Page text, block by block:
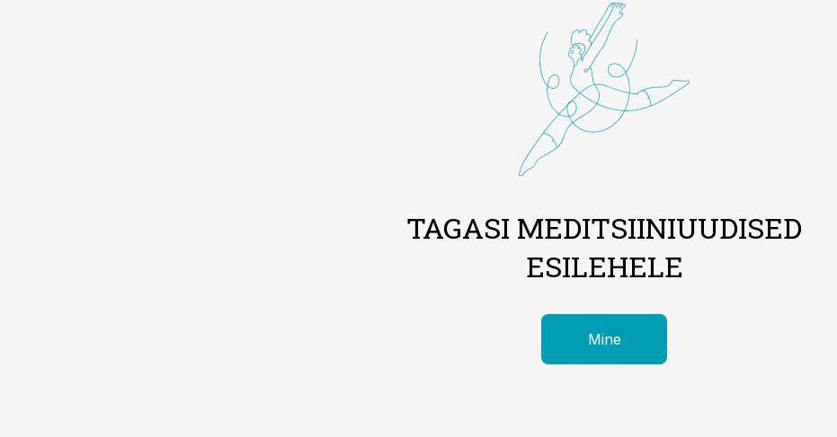
TAGASI MEDITSIINIUUDISED
ESILEHELE
Mine